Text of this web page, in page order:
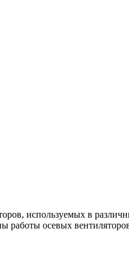
используемых в
осевых